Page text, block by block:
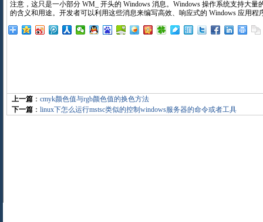
注意，这只是一小部分 WM_ 开头的 Windows 消息。Windows 操作系统支持大量
的含义和用途。开发者可以利用这些消息来编写高效、响应式的 Windows 应用程
上一篇 ： cmyk颜色值与rgb颜色值的换色方法
下一篇 ： linux下怎么运行mstsc类似的控制windows服务器的命令或者工具